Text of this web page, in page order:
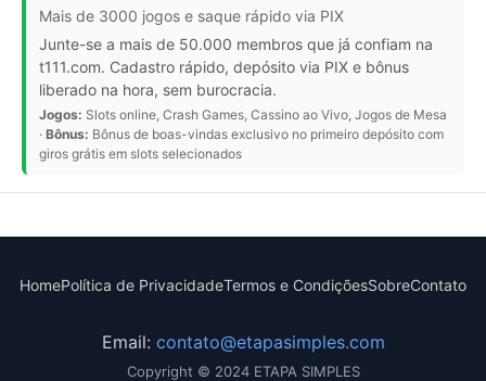
Mais de 3000 jogos e saque rápido via PIX
Junte-se a mais de 50.000 membros que já confiam na
t111.com. Cadastro rápido, depósito via PIX e bônus
liberado na hora, sem burocracia.
Jogos: Slots online, Crash Games, Cassino ao Vivo, Jogos de Mesa
· Bônus: Bônus de boas-vindas exclusivo no primeiro depósito com
giros grátis em slots selecionados
HomePolítica de PrivacidadeTermos e CondiçõesSobreContato
Email: contato@etapasimples.com
Copyright © 2024 ETAPA SIMPLES